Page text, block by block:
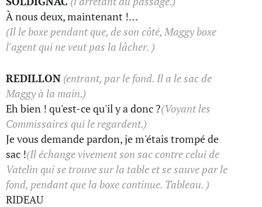
À nous deux, maintenant !…
(Il le boxe pendant que, de son côté, Maggy boxe
l'agent qui ne veut pas la lâcher. )
REDILLON (entrant, par le fond. Il a le sac de
Maggy à la main.)
Eh bien ! qu'est-ce qu'il y a donc ?(Voyant les
Commissaires qui le regardent.)
Je vous demande pardon, je m'étais trompé de
sac !(Il échange vivement son sac contre celui de
Vatelin qui se trouve sur la table et se sauve par le
fond, pendant que la boxe continue. Tableau. )
RIDEAU